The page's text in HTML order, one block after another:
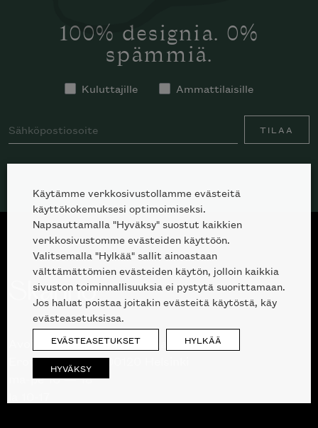
100% designia. 0%
spämmiä.
Kuluttajille Ammattilaisille
TILAA
Avoinna kuluttajille ja ammattilaisille:
Erottajankatu 2, 00120 Helsinki
ma-pe 10 — 18
Käytämme verkkosivustollamme evästeitä
käyttökokemuksesi optimoimiseksi.
Napsauttamalla "Hyväksy" suostut kaikkien
verkkosivustomme evästeiden käyttöön.
Valitsemalla "Hylkää" sallit ainoastaan
välttämättömien evästeiden käytön, jolloin kaikkia
sivuston toiminnallisuuksia ei pystytä suorittamaan.
Jos haluat poistaa joitakin evästeitä käytöstä, käy
evästeasetuksissa.
EVÄSTEASETUKSET HYLKÄÄ
HYVÄKSY